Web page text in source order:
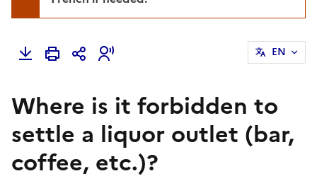
EN
Where is it forbidden to
settle a liquor outlet (bar,
coffee, etc.)?